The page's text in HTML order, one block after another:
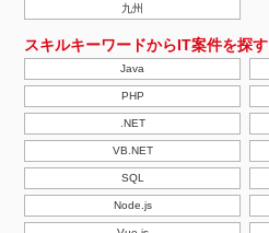
九州
スキルキーワードからIT案件を探す
Java
PHP
.NET
VB.NET
SQL
Node.js